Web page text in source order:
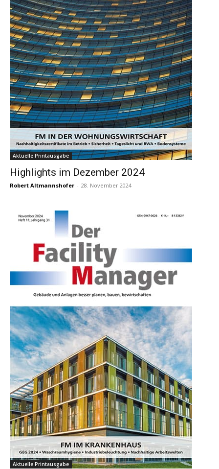
Aktuelle Printausgabe
Highlights im Dezember 2024
Robert Altmannshofer - 28. November 2024
Aktuelle Printausgabe